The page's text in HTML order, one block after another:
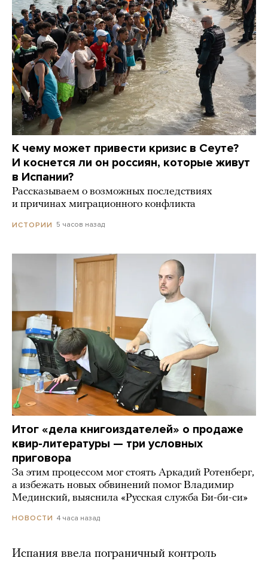
К чему может привести кризис в Сеуте?
И коснется ли он россиян, которые живут
в Испании?
Рассказываем о возможных последствиях
и причинах миграционного конфликта
ИСТОРИИ 5 часов назад
Итог «дела книгоиздателей» о продаже
квир-литературы — три условных
приговора
За этим процессом мог стоять Аркадий Ротенберг,
а избежать новых обвинений помог Владимир
Мединский, выяснила «Русская служба Би-би-си»
НОВОСТИ 4 часа назад
Испания ввела пограничный контроль